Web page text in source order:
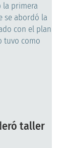
la primera
se abordó la
con el plan
tuvo como
taller